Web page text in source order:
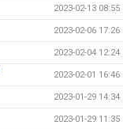
2023-02-13 08:55
2023-02-06 17:26
2023-02-04 12:24
2023-02-01 16:46
2023-01-29 14:34
2023-01-29 11:35